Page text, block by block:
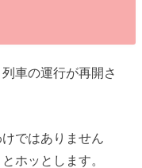
車の運行が再開さ
ではありません
ホッとします。